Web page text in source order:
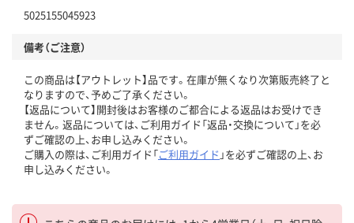
5025155045923
備考（ご注意）
この商品は【アウトレット】品です。在庫が無くなり次第販売終了と
なりますので、予めご了承ください。
【返品について】開封後はお客様のご都合による返品はお受けでき
ません。返品については、ご利用ガイド「返品・交換について」を必
ずご確認の上、お申し込みください。
ご購入の際は、ご利用ガイド「ご利用ガイド 」を必ずご確認の上、お
申し込みください。